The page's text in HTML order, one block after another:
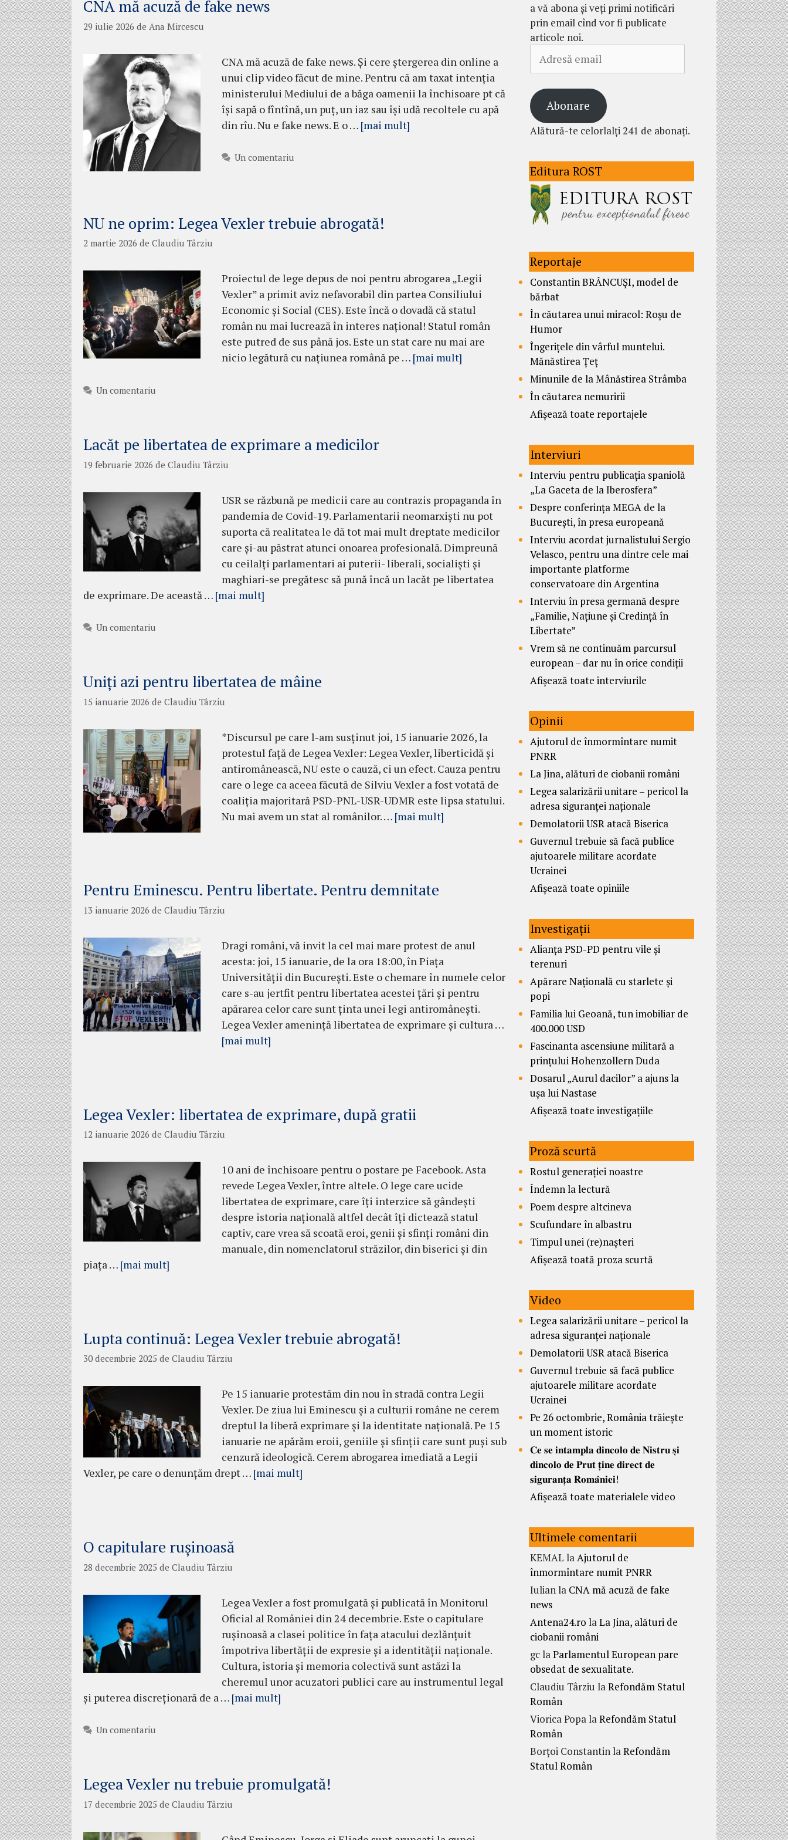
CNA mă acuză de fake news
29 iulie 2026 de Ana Mircescu
CNA mă acuză de fake news. Și cere ștergerea din online a
unui clip video făcut de mine. Pentru că am taxat intenția
ministerului Mediului de a băga oamenii la închisoare pt că
își sapă o fîntînă, un puț, un iaz sau își udă recoltele cu apă
din rîu. Nu e fake news. E o … [mai mult]
Un comentariu
NU ne oprim: Legea Vexler trebuie abrogată!
2 martie 2026 de Claudiu Târziu
Proiectul de lege depus de noi pentru abrogarea „Legii
Vexler” a primit aviz nefavorabil din partea Consiliului
Economic și Social (CES). Este încă o dovadă că statul
român nu mai lucrează în interes național! Statul român
este putred de sus până jos. Este un stat care nu mai are
nicio legătură cu națiunea română pe … [mai mult]
Un comentariu
Lacăt pe libertatea de exprimare a medicilor
19 februarie 2026 de Claudiu Târziu
USR se răzbună pe medicii care au contrazis propaganda în
pandemia de Covid-19. Parlamentarii neomarxiști nu pot
suporta că realitatea le dă tot mai mult dreptate medicilor
care și-au păstrat atunci onoarea profesională. Dimpreună
cu ceilalți parlamentari ai puterii- liberali, socialiști și
maghiari-se pregătesc să pună încă un lacăt pe libertatea
de exprimare. De această … [mai mult]
Un comentariu
Uniți azi pentru libertatea de mâine
15 ianuarie 2026 de Claudiu Târziu
*Discursul pe care l-am susținut joi, 15 ianuarie 2026, la
protestul față de Legea Vexler: Legea Vexler, liberticidă și
antiromânească, NU este o cauză, ci un efect. Cauza pentru
care o lege ca aceea făcută de Silviu Vexler a fost votată de
coaliția majoritară PSD-PNL-USR-UDMR este lipsa statului.
Nu mai avem un stat al românilor. … [mai mult]
Pentru Eminescu. Pentru libertate. Pentru demnitate
13 ianuarie 2026 de Claudiu Târziu
Dragi români, vă invit la cel mai mare protest de anul
acesta: joi, 15 ianuarie, de la ora 18:00, în Piața
Universității din București. Este o chemare în numele celor
care s-au jertfit pentru libertatea acestei țări și pentru
apărarea celor care sunt ținta unei legi antiromânești.
Legea Vexler amenință libertatea de exprimare și cultura …
[mai mult]
Legea Vexler: libertatea de exprimare, după gratii
12 ianuarie 2026 de Claudiu Târziu
10 ani de închisoare pentru o postare pe Facebook. Asta
revede Legea Vexler, între altele. O lege care ucide
libertatea de exprimare, care îți interzice să gândești
despre istoria națională altfel decât îți dictează statul
captiv, care vrea să scoată eroi, genii și sfinți români din
manuale, din nomenclatorul străzilor, din biserici și din
piața … [mai mult]
Lupta continuă: Legea Vexler trebuie abrogată!
30 decembrie 2025 de Claudiu Târziu
Pe 15 ianuarie protestăm din nou în stradă contra Legii
Vexler. De ziua lui Eminescu și a culturii române ne cerem
dreptul la liberă exprimare și la identitate națională. Pe 15
ianuarie ne apărăm eroii, geniile și sfinții care sunt puși sub
cenzură ideologică. Cerem abrogarea imediată a Legii
Vexler, pe care o denunțăm drept … [mai mult]
O capitulare rușinoasă
28 decembrie 2025 de Claudiu Târziu
Legea Vexler a fost promulgată și publicată în Monitorul
Oficial al României din 24 decembrie. Este o capitulare
rușinoasă a clasei politice în fața atacului dezlănțuit
împotriva libertății de expresie și a identității naționale.
Cultura, istoria și memoria colectivă sunt astăzi la
cheremul unor acuzatori publici care au instrumentul legal
și puterea discreționară de a … [mai mult]
Un comentariu
Legea Vexler nu trebuie promulgată!
17 decembrie 2025 de Claudiu Târziu
a vă abona și veți primi notificări
prin email cînd vor fi publicate
articole noi.
email
Abonare
Alătură-te celorlalți 241 de abonați.
Editura ROST
Reportaje
Constantin BRÂNCUȘI, model de
bărbat
În căutarea unui miracol: Roșu de
Humor
Îngerițele din vârful muntelui.
Mănăstirea Țeț
Minunile de la Mânăstirea Strâmba
În căutarea nemuririi
Afișează toate reportajele
Interviuri
Interviu pentru publicația spaniolă
„La Gaceta de la Iberosfera”
Despre conferința MEGA de la
București, în presa europeană
Interviu acordat jurnalistului Sergio
Velasco, pentru una dintre cele mai
importante platforme
conservatoare din Argentina
Interviu în presa germană despre
„Familie, Națiune și Credință în
Libertate”
Vrem să ne continuăm parcursul
european – dar nu în orice condiții
Afișează toate interviurile
Opinii
Ajutorul de înmormîntare numit
PNRR
La Jina, alături de ciobanii români
Legea salarizării unitare – pericol la
adresa siguranței naționale
Demolatorii USR atacă Biserica
Guvernul trebuie să facă publice
ajutoarele militare acordate
Ucrainei
Afișează toate opiniile
Investigații
Alianța PSD-PD pentru vile și
terenuri
Apărare Națională cu starlete și
popi
Familia lui Geoană, tun imobiliar de
400.000 USD
Fascinanta ascensiune militară a
prințului Hohenzollern Duda
Dosarul „Aurul dacilor” a ajuns la
ușa lui Nastase
Afișează toate investigațiile
Proză scurtă
Rostul generației noastre
Îndemn la lectură
Poem despre altcineva
Scufundare în albastru
Timpul unei (re)nașteri
Afișează toată proza scurtă
Video
Legea salarizării unitare – pericol la
adresa siguranței naționale
Demolatorii USR atacă Biserica
Guvernul trebuie să facă publice
ajutoarele militare acordate
Ucrainei
Pe 26 octombrie, România trăiește
un moment istoric
𝐂𝐞 𝐬𝐞 𝐢𝐧𝐭𝐚𝐦𝐩𝐥𝐚 𝐝𝐢𝐧𝐜𝐨𝐥𝐨 𝐝𝐞 𝐍𝐢𝐬𝐭𝐫𝐮 𝐬̦𝐢
𝐝𝐢𝐧𝐜𝐨𝐥𝐨 𝐝𝐞 𝐏𝐫𝐮𝐭 𝐭̦𝐢𝐧𝐞 𝐝𝐢𝐫𝐞𝐜𝐭 𝐝𝐞
𝐬𝐢𝐠𝐮𝐫𝐚𝐧𝐭̦𝐚 𝐑𝐨𝐦𝐚̂𝐧𝐢𝐞𝐢!
Afișează toate materialele video
Ultimele comentarii
KEMAL laAjutorul de
înmormîntare numit PNRR
Iulianla CNA mă acuză de fake
news
Antena24.ro laLa Jina, alături de
ciobanii români
gclaParlamentul European pare
obsedat de sexualitate.
Claudiu Târziu laRefondăm Statul
Român
Viorica PopalaRefondăm Statul
Român
Borțoi ConstantinlaRefondăm
Statul Român